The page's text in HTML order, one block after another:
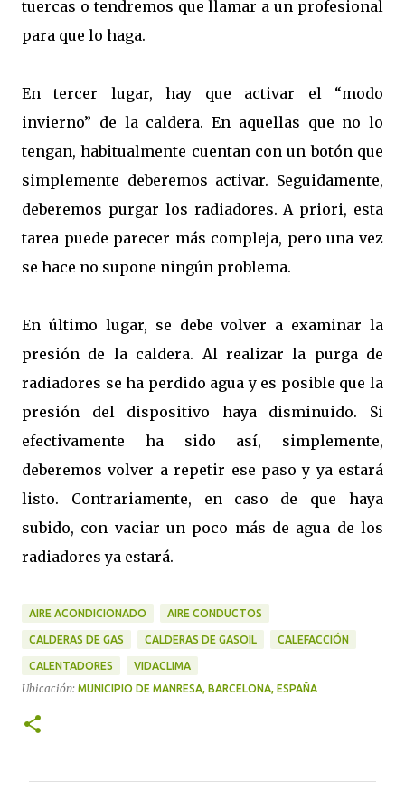
tuercas o tendremos que llamar a un profesional
para que lo haga.
En tercer lugar, hay que activar el “modo
invierno” de la caldera. En aquellas que no lo
tengan, habitualmente cuentan con un botón que
simplemente deberemos activar. Seguidamente,
deberemos purgar los radiadores. A priori, esta
tarea puede parecer más compleja, pero una vez
se hace no supone ningún problema.
En último lugar, se debe volver a examinar la
presión de la caldera. Al realizar la purga de
radiadores se ha perdido agua y es posible que la
presión del dispositivo haya disminuido. Si
efectivamente ha sido así, simplemente,
deberemos volver a repetir ese paso y ya estará
listo. Contrariamente, en caso de que haya
subido, con vaciar un poco más de agua de los
radiadores ya estará.
AIRE ACONDICIONADO AIRE CONDUCTOS
CALDERAS DE GAS CALDERAS DE GASOIL CALEFACCIÓN
CALENTADORES VIDACLIMA
Ubicación: MUNICIPIO DE MANRESA, BARCELONA, ESPAÑA